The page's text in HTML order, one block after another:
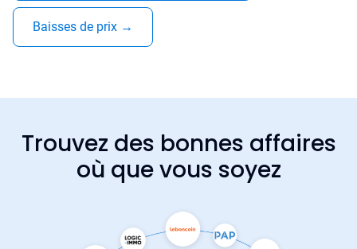
Baisses de prix →
Trouvez des bonnes affaires
où que vous soyez